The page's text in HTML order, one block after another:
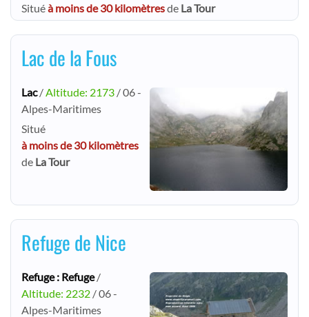
Situéà moins de 30 kilomètresde La Tour
Lac de la Fous
Lac/ Altitude: 2173 / 06 -
Alpes-Maritimes
Situé
à moins de 30 kilomètres
de La Tour
Refuge de Nice
Refuge : Refuge/
Altitude: 2232 / 06 -
Alpes-Maritimes